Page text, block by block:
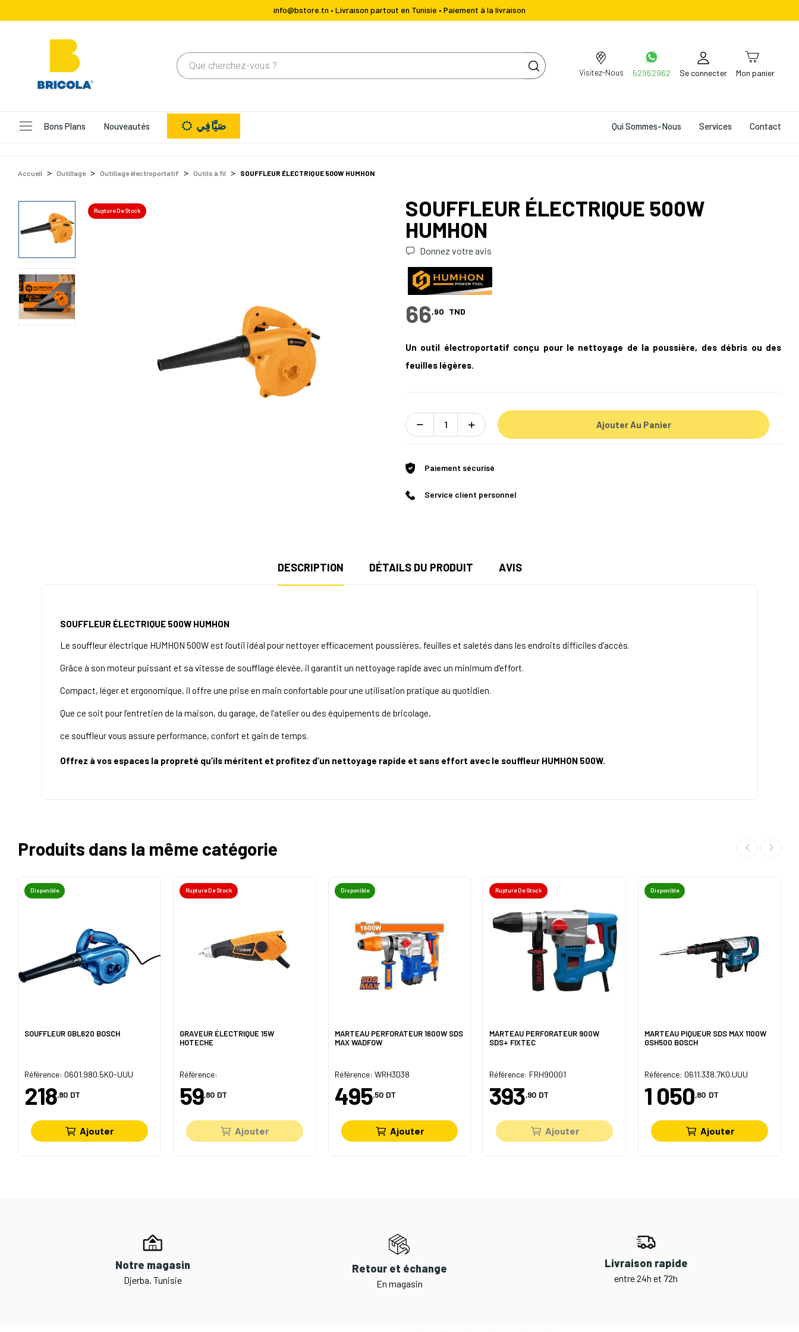
info@bstore.tn • Livraison partout en Tunisie • Paiement à la livraison
Visitez-Nous 52962962 Se connecter Mon panier
Bons Plans Nouveautés Qui Sommes-Nous Services Contact صَيَّافِي
Accueil Outillage Outillage électroportatif Outils à fil SOUFFLEUR ÉLECTRIQUE 500W HUMHON
Rupture De Stock
SOUFFLEUR ÉLECTRIQUE 500W
HUMHON
Donnez votre avis
66,90 TND
Un outil électroportatif conçu pour le nettoyage de la poussière, des débris ou des
feuilles légères.
Ajouter Au Panier
Paiement sécurisé
Service client personnel
DESCRIPTION DÉTAILS DU PRODUIT AVIS
SOUFFLEUR ÉLECTRIQUE 500W HUMHON
Le souffleur électrique HUMHON 500W est l’outil idéal pour nettoyer efficacement poussières, feuilles et saletés dans les endroits difficiles d’accès.
Grâce à son moteur puissant et sa vitesse de soufflage élevée, il garantit un nettoyage rapide avec un minimum d’effort.
Compact, léger et ergonomique, il offre une prise en main confortable pour une utilisation pratique au quotidien.
Que ce soit pour l’entretien de la maison, du garage, de l’atelier ou des équipements de bricolage,
ce souffleur vous assure performance, confort et gain de temps.
Offrez à vos espaces la propreté qu’ils méritent et profitez d’un nettoyage rapide et sans effort avec le souffleur HUMHON 500W.
Produits dans la même catégorie
Disponible
SOUFFLEUR GBL620 BOSCH
Référence: 0601.980.5K0-UUU
218,80 DT
Ajouter
Rupture De Stock
GRAVEUR ÉLECTRIQUE 15W
HOTECHE
Référence:
59,80 DT
Ajouter
Disponible
MARTEAU PERFORATEUR 1600W SDS
MAX WADFOW
Référence: WRH3D38
495,50 DT
Ajouter
Rupture De Stock
MARTEAU PERFORATEUR 900W
SDS+ FIXTEC
Référence: FRH90001
393,90 DT
Ajouter
Disponible
MARTEAU PIQUEUR SDS MAX 1100W
GSH500 BOSCH
Référence: 0611.338.7K0.UUU
1 050,80 DT
Ajouter
Notre magasin
Djerba, Tunisie
Retour et échange
En magasin
Livraison rapide
entre 24h et 72h